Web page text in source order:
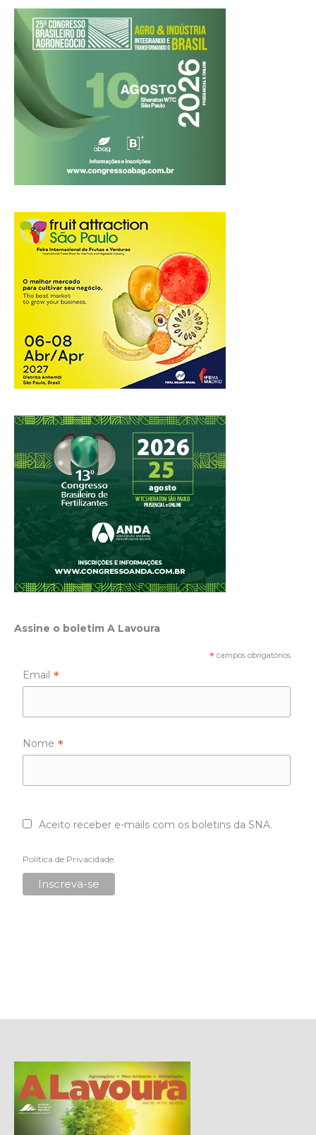
Assine o boletim A Lavoura
* campos obrigatórios
Email *
Nome *
Aceito receber e-mails com os boletins da SNA.
Política de Privacidade.